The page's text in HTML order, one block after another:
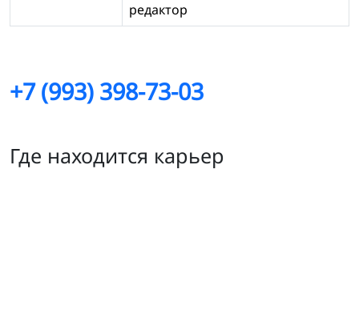
редактор
+7 (993) 398-73-03
Где находится карьер